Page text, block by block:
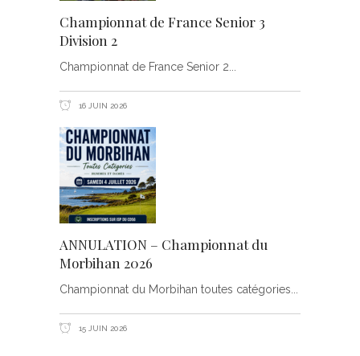
Championnat de France Senior 3
Division 2
Championnat de France Senior 2
16 JUIN 2026
ANNULATION – Championnat du
Morbihan 2026
Championnat du Morbihan toutes catégories
15 JUIN 2026